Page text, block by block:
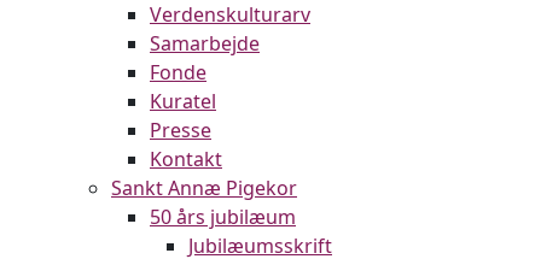
Verdenskulturarv
Samarbejde
Fonde
Kuratel
Presse
Kontakt
Sankt Annæ Pigekor
50 års jubilæum
Jubilæumsskrift